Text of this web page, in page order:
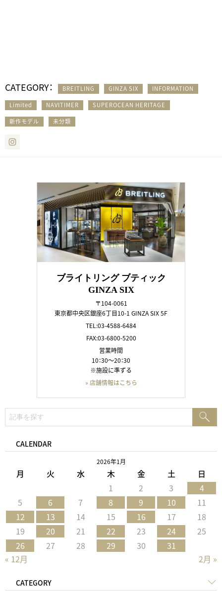
CATEGORY： BREITLING GINZA SIX
INFORMATION
Limited
NAVITIMER
SUPEROCEAN HERITAGE
新作モデル
未分類
ブライトリング ブティック
GINZA SIX
〒104-0061
東京都中央区銀座6丁目10-1 GINZA SIX 5F
TEL:03-4588-6484
FAX:03-6800-5200
営業時間
10：30～20：30
※施設に準ずる
» 店舗情報はこちら
索:
CALENDAR
2026年1月
月 火 水 木 金 土 日
« 12月 2月 »
1 2 3
4
5
6 7 8 9 10
11
12
13 14 15 16 17
18
19
20 21 22 23 24
25
26
27 28 29 30 31
CATEGORY